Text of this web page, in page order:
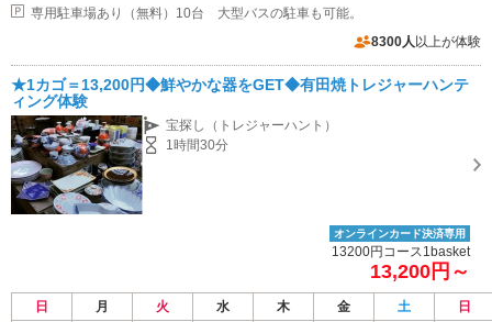
専用駐車場あり（無料）10台 大型バスの駐車も可能。
8300人 以上が体験
★1カゴ＝13,200円◆鮮やかな器をGET◆有田焼トレジャーハンテ
ィング体験
宝探し（トレジャーハント）
1時間30分
オンラインカード決済専用
13200円コース1basket
13,200円～
日 月 火 水 木 金 土
日